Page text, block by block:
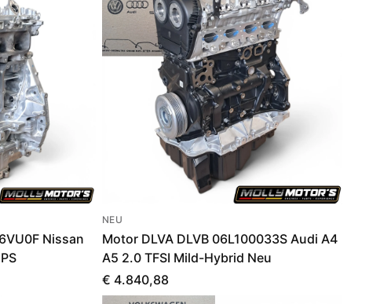
Nissan
NEU
Motor DLVA DLVB 06L100033S Audi A4
A5 2.0 TFSI Mild-Hybrid Neu
€ 4.840,88